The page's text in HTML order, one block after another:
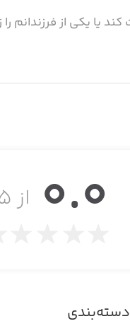
یا یکی از فرزندانم
از ۵ 0.0